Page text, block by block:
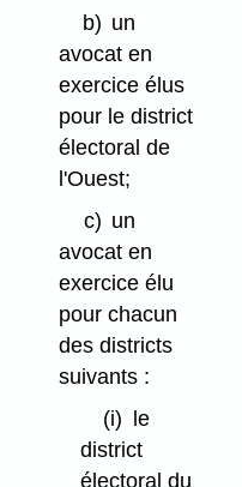
b) un
avocat en
exercice élus
pour le district
électoral de
l'Ouest;
c) un
avocat en
exercice élu
pour chacun
des districts
suivants :
(i) le
district
électoral du